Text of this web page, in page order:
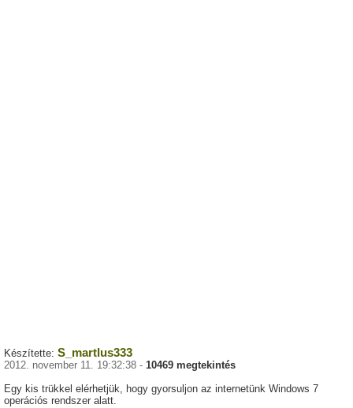
Készítette: S_martlus333
2012. november 11. 19:32:38 - 10469 megtekintés
Egy kis trükkel elérhetjük, hogy gyorsuljon az internetünk Windows 7
operációs rendszer alatt.